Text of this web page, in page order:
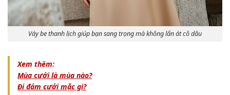
Váy be thanh lịch giúp bạn sang trọng mà không lấn át cô dâu
Xem thêm:
Mùa cưới là mùa nào?
Đi đám cưới mặc gì​?